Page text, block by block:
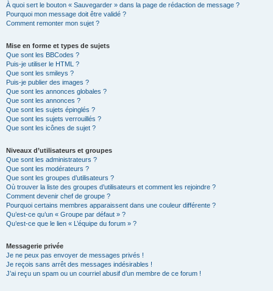
À quoi sert le bouton « Sauvegarder » dans la page de rédaction de message ?
Pourquoi mon message doit être validé ?
Comment remonter mon sujet ?
Mise en forme et types de sujets
Que sont les BBCodes ?
Puis-je utiliser le HTML ?
Que sont les smileys ?
Puis-je publier des images ?
Que sont les annonces globales ?
Que sont les annonces ?
Que sont les sujets épinglés ?
Que sont les sujets verrouillés ?
Que sont les icônes de sujet ?
Niveaux d’utilisateurs et groupes
Que sont les administrateurs ?
Que sont les modérateurs ?
Que sont les groupes d’utilisateurs ?
Où trouver la liste des groupes d’utilisateurs et comment les rejoindre ?
Comment devenir chef de groupe ?
Pourquoi certains membres apparaissent dans une couleur différente ?
Qu’est-ce qu’un « Groupe par défaut » ?
Qu’est-ce que le lien « L’équipe du forum » ?
Messagerie privée
Je ne peux pas envoyer de messages privés !
Je reçois sans arrêt des messages indésirables !
J’ai reçu un spam ou un courriel abusif d’un membre de ce forum !